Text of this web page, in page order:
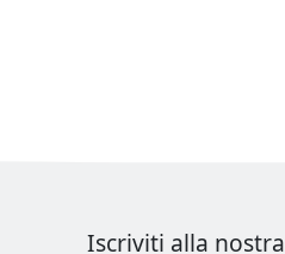
Iscriviti alla nostra